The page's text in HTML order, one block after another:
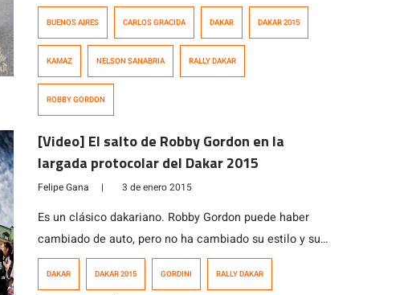
ciudades de Argentina, o incluso en Perú, pero
personas se acercaron a la Plaza de Mayo esta tarde de
[…]
BUENOS AIRES CARLOS GRACIDA DAKAR DAKAR 2015
KAMAZ NELSON SANABRIA RALLY DAKAR
ROBBY GORDON
[Video] El salto de Robby Gordon en la
largada protocolar del Dakar 2015
Felipe Gana | 3 de enero 2015
Es un clásico dakariano. Robby Gordon puede haber
cambiado de auto, pero no ha cambiado su estilo y sus
ganas de dar espectáculo. El estadounidense sabe que
DAKAR DAKAR 2015 GORDINI RALLY DAKAR